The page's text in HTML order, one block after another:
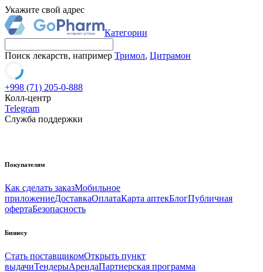
Укажите свой адрес
Категории
Поиск лекарств, например Тримол, Цитрамон
+998 (71) 205-0-888
Колл-центр
Telegram
Служба поддержки
Покупателям
Как сделать заказМобильное
приложениеДоставкаОплатаКарта аптекБлогПубличная
офертаБезопасность
Бизнесу
Стать поставщикомОткрыть пункт
выдачиТендерыАрендаПартнерская программа